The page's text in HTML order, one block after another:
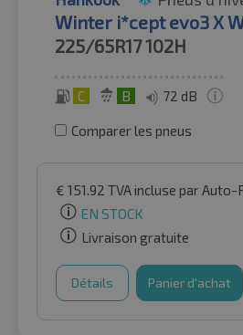
Winter i*cept evo3 X
225/65R17102H
C B 72 dB
Comparer les pneus
€ 151.92 TVA incluse par Auto-
EN STOCK
Livraison gratuite
Détails Panier d'achat